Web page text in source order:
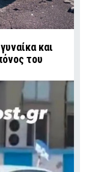
και
του